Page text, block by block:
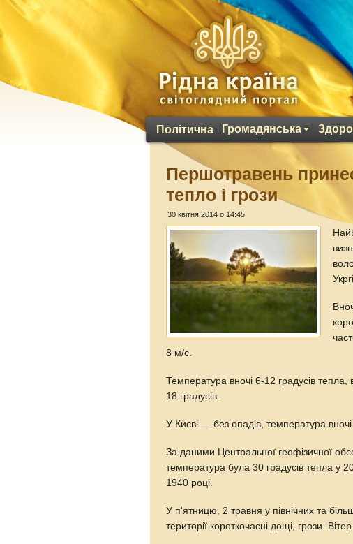
Політична Громадянська
Першотравень
тепло і грози
30 квітня 2014 о 14:45
8 м/с.
Температура вночі 6-12 градусів
18 градусів.
У Києві — без опадів, температура
За даними Центральної геофізичної
температура була 30 градусів тепла у
1940 році.
У п'ятницю, 2 травня у північних та
території короткочасні дощі, грози.